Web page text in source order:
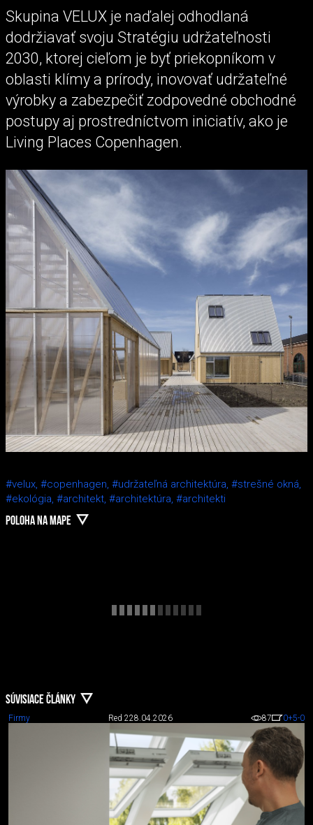
Skupina VELUX je naďalej odhodlaná
dodržiavať svoju Stratégiu udržateľnosti
2030, ktorej cieľom je byť priekopníkom v
oblasti klímy a prírody, inovovať udržateľné
výrobky a zabezpečiť zodpovedné obchodné
postupy aj prostredníctvom iniciatív, ako je
Living Places Copenhagen.
#velux, #copenhagen, #udržateľná architektúra, #strešné okná,
#ekológia, #architekt, #architektúra, #architekti
POLOHA NA MAPE
SÚVISIACE ČLÁNKY
Firmy Red 228.04.2026 87 0+5-0